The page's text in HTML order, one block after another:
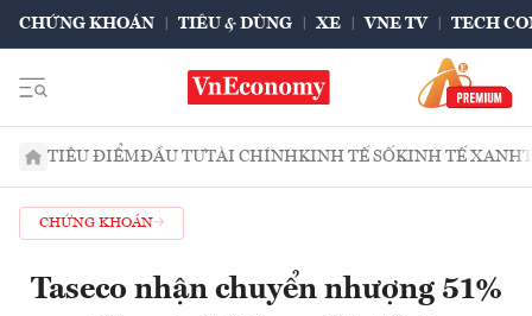
CHỨNG KHOÁN TIÊU & DÙNG XE VNE TV TECH
TIÊU ĐIỂMĐẦU TƯTÀI CHÍNHKINH TẾ SỐKINH TẾ XANH
CHỨNG KHOÁN
Taseco nhận chuyển nhượng 51%